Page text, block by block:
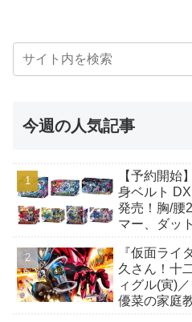
今週の人気記事
【予約開始
身ベルト
発売！胸/腰
マー、ダッ
も！
『仮面ライ
久さん！十
ィグル(寅)
優菜の家庭